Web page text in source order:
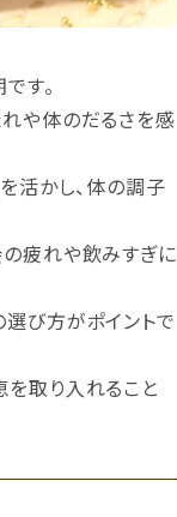
す。
や体のだるさを感
活かし、体の調子
疲れや飲みすぎに
び方がポイントで
取り入れること